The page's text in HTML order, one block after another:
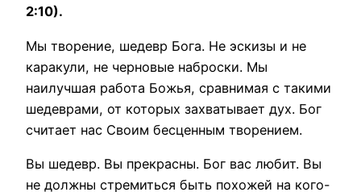
2:10).
Мы творение, шедевр Бога. Не эскизы и не
каракули, не черновые наброски. Мы
наилучшая работа Божья, сравнимая с такими
шедеврами, от которых захватывает дух. Бог
считает нас Своим бесценным творением.
Вы шедевр. Вы прекрасны. Бог вас любит. Вы
не должны стремиться быть похожей на кого-